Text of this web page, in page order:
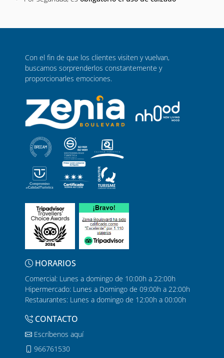
Con el fin de que los clientes visiten y vuelvan,
buscamos sorprenderlos constantemente y
proporcionarles emociones.
HORARIOS
Comercial: Lunes a domingo de 10:00h a 22:00h
Hipermercado: Lunes a Domingo de 09:00h a 22:00h
Restaurantes: Lunes a domingo de 12:00h a 00:00h
CONTACTO
Escríbenos aquí
966761530